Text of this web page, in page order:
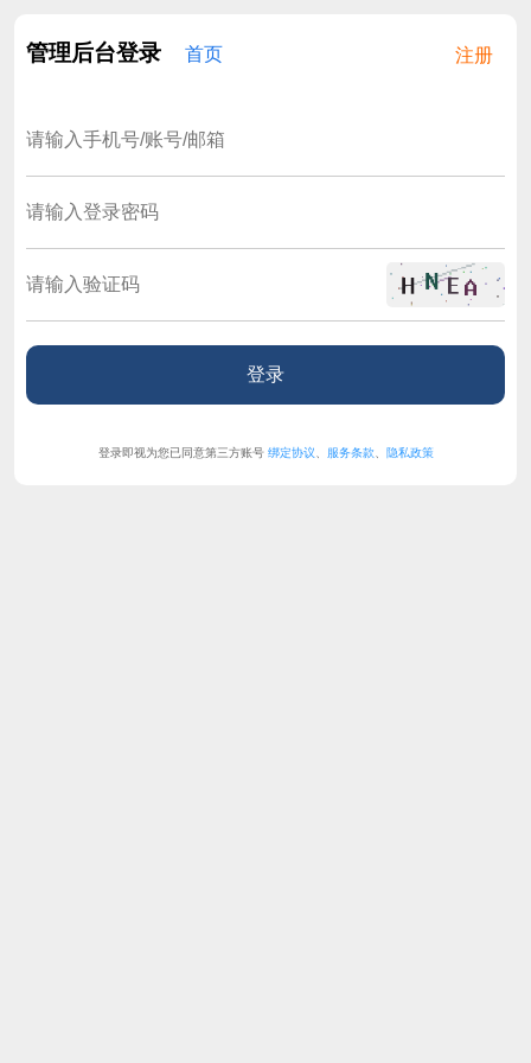
管理后台登录 首页 注册
登录即视为您已同意第三方账号 绑定协议 服务条款、 隐私政策